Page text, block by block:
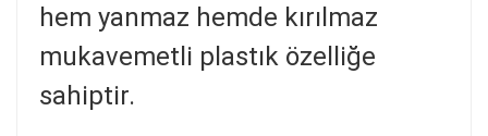
hem yanmaz hemde kırılmaz
mukavemetli plastık özelliğe
sahiptir.